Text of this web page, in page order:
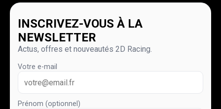
INSCRIVEZ-VOUS À LA
NEWSLETTER
Actus, offres et nouveautés 2D Racing.
Votre e-mail
Prénom (optionnel)